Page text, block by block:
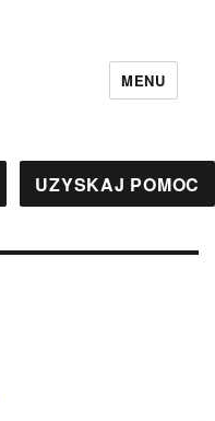
MENU
UZYSKAJ POMOC